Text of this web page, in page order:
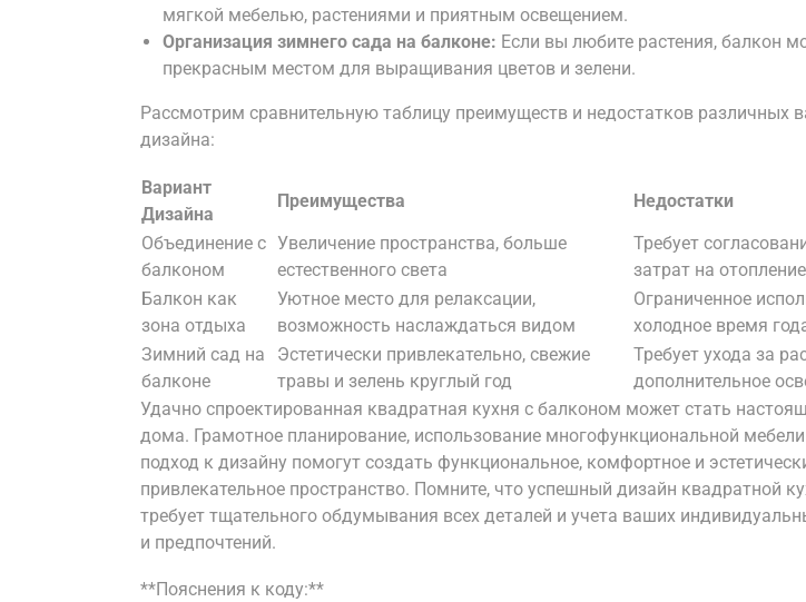
мягкой мебелью, растениями и приятным освещением.
Организация зимнего сада на балконе: Если вы любите растения, балкон
прекрасным местом для выращивания цветов и зелени.
Рассмотрим сравнительную таблицу преимуществ и недостатков различных
дизайна:
Вариант
Дизайна
Преимущества
Недостатки
Объединение с
балконом
Увеличение пространства, больше
естественного света
Требует
затрат на отопление
Балкон как
зона отдыха
Уютное место для релаксации,
возможность наслаждаться видом
Ограниченное
холодное время
Зимний сад на
балконе
Эстетически привлекательно, свежие
травы и зелень круглый год
Требует ухода за
дополнительное
Удачно спроектированная квадратная кухня с балконом может стать
дома. Грамотное планирование, использование многофункциональной
подход к дизайну помогут создать функциональное, комфортное и
привлекательное пространство. Помните, что успешный дизайн квадратной
требует тщательного обдумывания всех деталей и учета ваших
и предпочтений.
**Пояснения к коду:**